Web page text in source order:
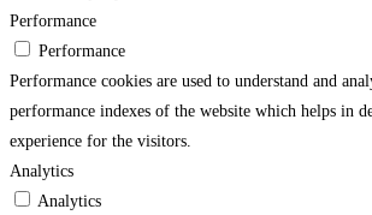
Performance
Performance
Performance cookies are used to understand and
performance indexes of the website which helps in
experience for the visitors.
Analytics
Analytics